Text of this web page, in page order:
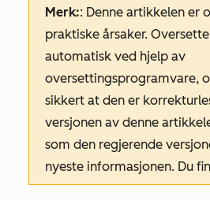
Merk:: Denne artikkelen er
praktiske årsaker.
automatisk ved hjelp av
oversettingsprogramvare,
sikkert at den er
versjonen av denne
som den regjerende
nyeste informasjonen. Du